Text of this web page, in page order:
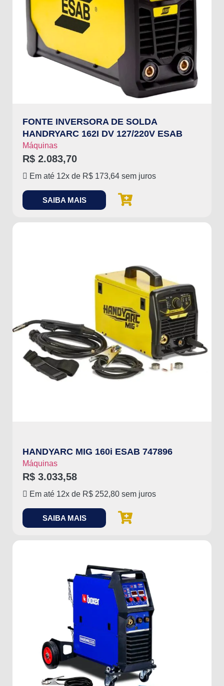
FONTE INVERSORA DE SOLDA
HANDRYARC 162I DV 127/220V ESAB
Máquinas
R$ 2.083,70
Em até 12x de R$ 173,64 sem juros
SAIBA MAIS
HANDYARC MIG 160i ESAB 747896
Máquinas
R$ 3.033,58
Em até 12x de R$ 252,80 sem juros
SAIBA MAIS